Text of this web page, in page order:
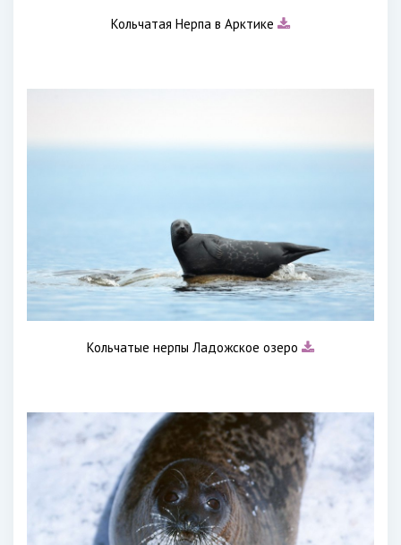
Кольчатая Нерпа в Арктике
Кольчатые нерпы Ладожское озеро